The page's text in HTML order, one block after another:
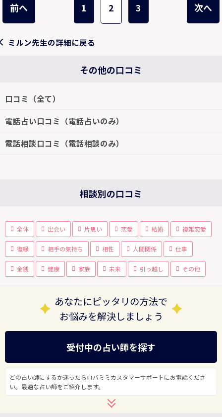
前へ 1 2 3 次へ
ミルン先生の詳細に戻る
その他の口コミ
口コミ（全て）
電話占い口コミ（電話占いのみ）
電話相談口コミ（電話相談のみ）
相談別の口コミ
全体 出会い 片思い 恋愛 結婚 複雑恋愛
復縁 相手の気持ち 相性 人間関係 仕事
金銭 健康 家族 未来 引っ越し その他
あなたにピッタリの方法で
お悩みを解決しましょう
受付中の占い師を探す
どの占い師にするか迷ったらロバミミカスタマーサポートにお電話くださ
い。最適な占い師をご紹介します。